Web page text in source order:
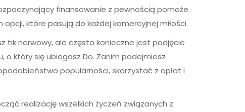
finansowanie z pewnością pomoże
które pasują do każdej komercyjnej miłości.
tik nerwowy, ale często konieczne jest podjęcie
który się ubiegasz Do. Zanim podejmiesz
popularności, skorzystać z opłat i
realizację wszelkich życzeń związanych z